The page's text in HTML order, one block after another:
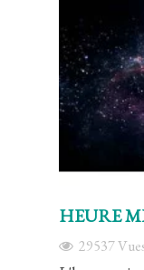
HEURE
29537